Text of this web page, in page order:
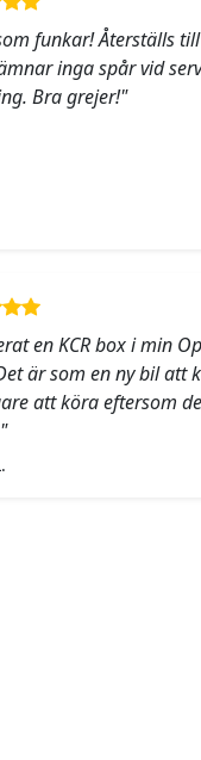
funkar! Återställs
inga spår vid
Bra grejer!"
en KCR box i min
är som en ny bil att
att köra eftersom